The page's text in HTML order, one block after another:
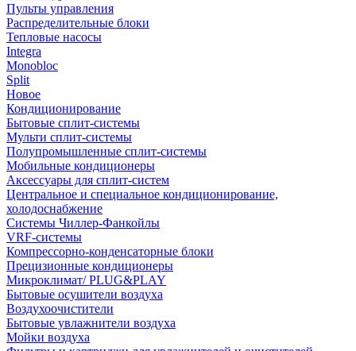
Пульты управления
Распределительные блоки
Тепловые насосы
Integra
Monobloc
Split
Новое
Кондиционирование
Бытовые сплит-системы
Мульти сплит-системы
Полупромышленные сплит-системы
Мобильные кондиционеры
Аксессуары для сплит-систем
Центральное и специальное кондиционирование,
холодоснабжение
Системы Чиллер-Фанкойлы
VRF-системы
Компрессорно-конденсаторные блоки
Прецизионные кондиционеры
Микроклимат/ PLUG&PLAY
Бытовые осушители воздуха
Воздухоочистители
Бытовые увлажнители воздуха
Мойки воздуха